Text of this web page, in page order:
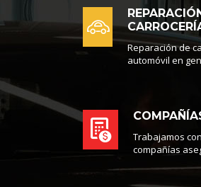
Reparación de
automóvil en
Trabajamos
compañías